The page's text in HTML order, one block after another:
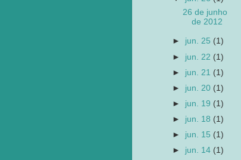
26 de junho
de 2012
► jun. 25 (1)
► jun. 22 (1)
► jun. 21 (1)
► jun. 20 (1)
► jun. 19 (1)
► jun. 18 (1)
► jun. 15 (1)
► jun. 14 (1)